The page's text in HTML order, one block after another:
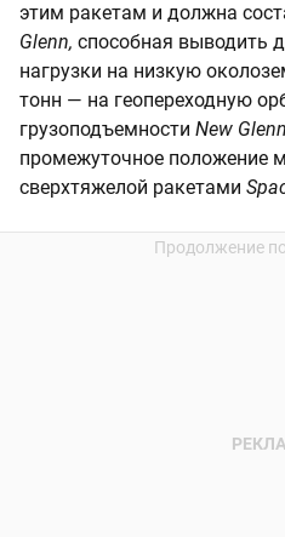
этим ракетам и должна
Glenn, способная выводить
нагрузки на низкую
тонн — на геопереходную
грузоподъемности New Glenn
промежуточное положение
сверхтяжелой ракетами